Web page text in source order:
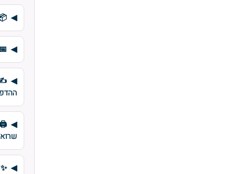
✍️
🖨️